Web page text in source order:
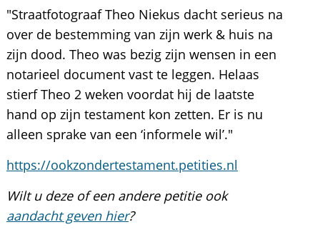
"Straatfotograaf Theo Niekus dacht serieus na
over de bestemming van zijn werk & huis na
zijn dood. Theo was bezig zijn wensen in een
notarieel document vast te leggen. Helaas
stierf Theo 2 weken voordat hij de laatste
hand op zijn testament kon zetten. Er is nu
alleen sprake van een ‘informele wil’."
https://ookzondertestament.petities.nl
Wilt u deze of een andere petitie ook
aandacht geven hier?